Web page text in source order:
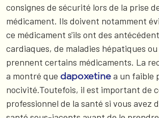
consignes de sécurité lors de la prise
médicament. Ils doivent notamment
ce médicament s'ils ont des
cardiaques, de maladies hépatiques ou
prennent certains médicaments. La
a montré que dapoxetine a un faible
nocivité.Toutefois, il est important de
professionnel de la santé si vous avez